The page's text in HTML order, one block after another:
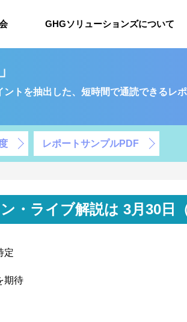
GHGソリューションズについて
トを抽出した、短時間で通読できるレポ
レポートサンプルPDF
・ライブ解説は 3月30日
定
期待